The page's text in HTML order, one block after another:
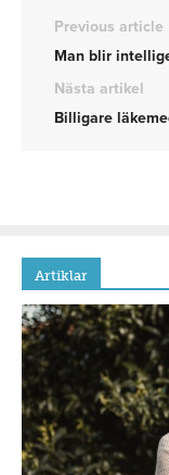
Previous article
Man blir
Nästa artikel
Billigare
Artiklar